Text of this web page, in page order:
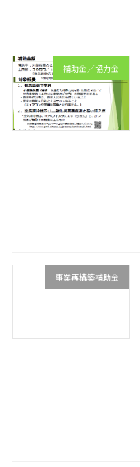
補助金／協力金
事業再構築補助金